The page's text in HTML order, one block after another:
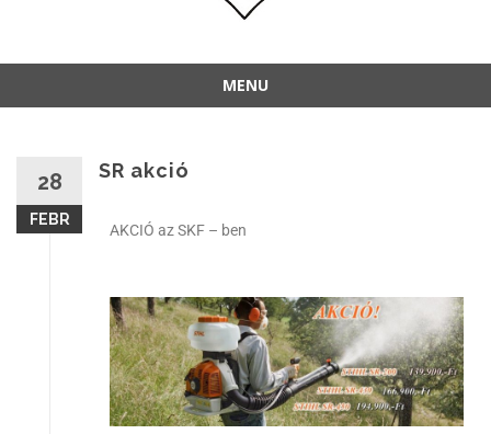
MENU
28
FEBR
SR akció
AKCIÓ az SKF – ben